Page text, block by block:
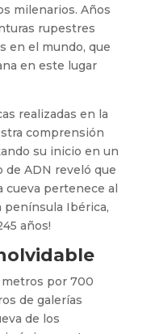
milenarios. Años
rupestres
en el mundo, que
en este lugar
realizadas en la
comprensión
su inicio en un
de ADN reveló que
pertenece al
península Ibérica,
años!
metros por 700
de galerías
de los